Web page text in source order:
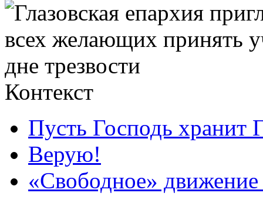
Контекст
Пусть Господь хранит
Верую!
«Свободное» движение